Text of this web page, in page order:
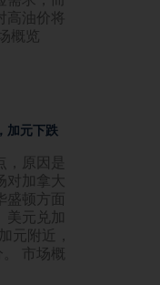
高油价将
概览
加元下跌
，原因是
对加拿大
盛顿方面
美元兑加
元附近，
市场概